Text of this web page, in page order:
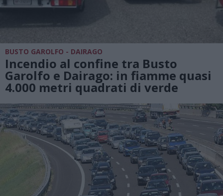
BUSTO GAROLFO - DAIRAGO
Incendio al confine tra Busto
Garolfo e Dairago: in fiamme quasi
4.000 metri quadrati di verde